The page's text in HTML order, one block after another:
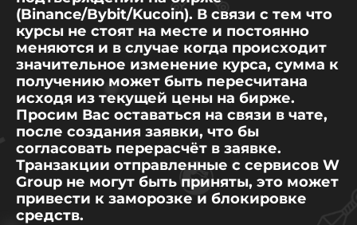
(Binance/Bybit/Kucoin). В связи с тем что
курсы не стоят на месте и постоянно
меняются и в случае когда происходит
значительное изменение курса, сумма к
получению может быть пересчитана
исходя из текущей цены на бирже.
Просим Вас оставаться на связи в чате,
после создания заявки, что бы
согласовать перерасчёт в заявке.
Транзакции отправленные с сервисов W
Group не могут быть приняты, это может
привести к заморозке и блокировке
средств.